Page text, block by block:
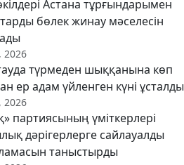
Астана тұрғындарымен
бөлек жинау мәселесін
2026
түрмеден шыққанына көп
ер адам үйленген күні ұсталды
2026
партиясының үміткерлері
дәрігерлерге сайлауалды
таныстырды